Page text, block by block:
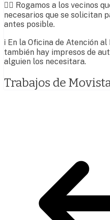
✍🏼 Rogamos a los vecinos
necesarios que se solicitan
antes posible.
ℹ En la Oficina de Atención
también hay impresos de
alguien los necesitara.
Trabajos de